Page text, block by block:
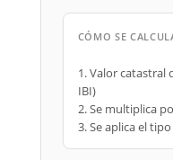
CÓMO SE
1. Valor catastral
IBI)
2. Se multiplica
3. Se aplica el